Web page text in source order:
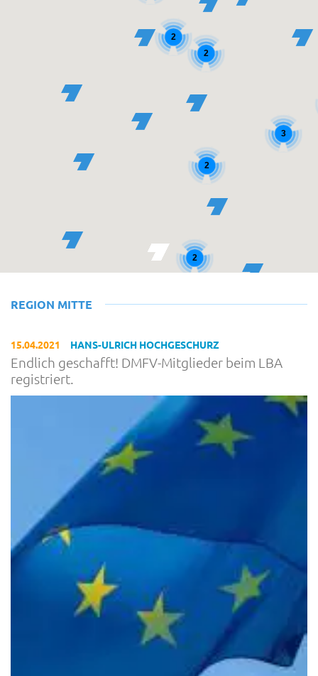
3
2
2
2
2
REGION MITTE
15.04.2021 HANS-ULRICH HOCHGESCHURZ
Endlich geschafft! DMFV-Mitglieder beim LBA
registriert.